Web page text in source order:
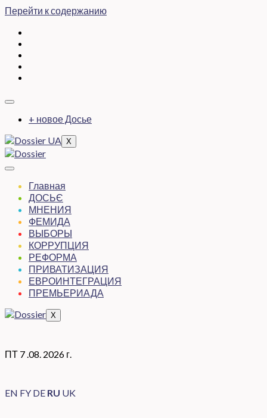
Перейти к содержанию
+ новое Досье
X
Главная
ДОСЬЄ
МНЕНИЯ
ФЕМИДА
ВЫБОРЫ
КОРРУПЦИЯ
РЕФОРМА
ПРИВАТИЗАЦИЯ
ЕВРОИНТЕГРАЦИЯ
ПРЕМЬЕРИАДА
X
ПТ 7 .08. 2026 г.
EN FY DE RU UK